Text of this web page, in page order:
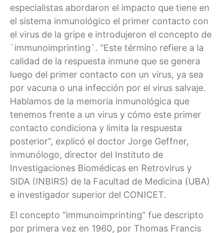
especialistas abordaron el impacto que tiene en
el sistema inmunológico el primer contacto con
el virus de la gripe e introdujeron el concepto de
`immunoimprinting`. “Este término refiere a la
calidad de la respuesta inmune que se genera
luego del primer contacto con un virus, ya sea
por vacuna o una infección por el virus salvaje.
Hablamos de la memoria inmunológica que
tenemos frente a un virus y cómo este primer
contacto condiciona y limita la respuesta
posterior”, explicó el doctor Jorge Geffner,
inmunólogo, director del Instituto de
Investigaciones Biomédicas en Retrovirus y
SIDA (INBIRS) de la Facultad de Medicina (UBA)
e investigador superior del CONICET.
El concepto “immunoimprinting” fue descripto
por primera vez en 1960, por Thomas Francis